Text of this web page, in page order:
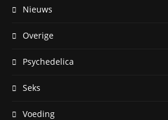
Nieuws
Overige
Psychedelica
Seks
Voeding